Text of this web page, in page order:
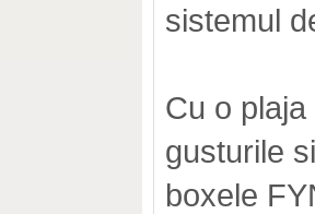
sistemul
Cu o
gusturile
boxele